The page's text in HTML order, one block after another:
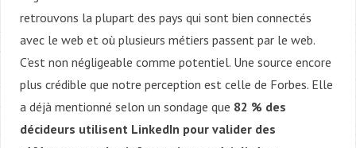
retrouvons la plupart des pays qui sont bien connectés
avec le web et où plusieurs métiers passent par le web.
C’est non négligeable comme potentiel. Une source encore
plus crédible que notre perception est celle de Forbes. Elle
a déjà mentionné selon un sondage que 82 % des
décideurs utilisent LinkedIn pour valider des